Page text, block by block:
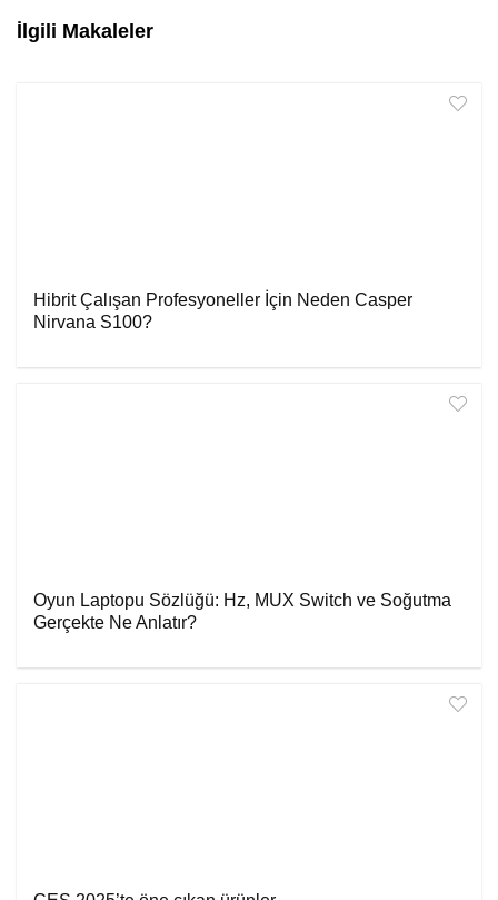
İlgili Makaleler
Hibrit Çalışan Profesyoneller İçin Neden Casper
Nirvana S100?
Oyun Laptopu Sözlüğü: Hz, MUX Switch ve Soğutma
Gerçekte Ne Anlatır?